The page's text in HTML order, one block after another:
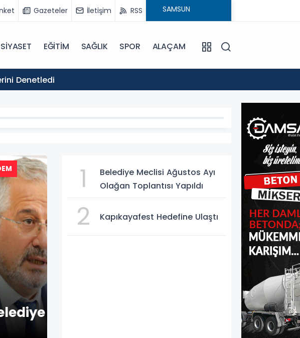
Gazeteler İletişim RSS
SİYASET EĞİTİM SAĞLIK SPOR ALAÇAM
Denetledi
GÜNDEM
Bafra’da Taçlı Çeşme Yeniden
1
Belediye Meclisi Ağustos Ayı
Olağan Toplantısı Yapıldı
2 Kapıkayafest Hedefine Ulaştı